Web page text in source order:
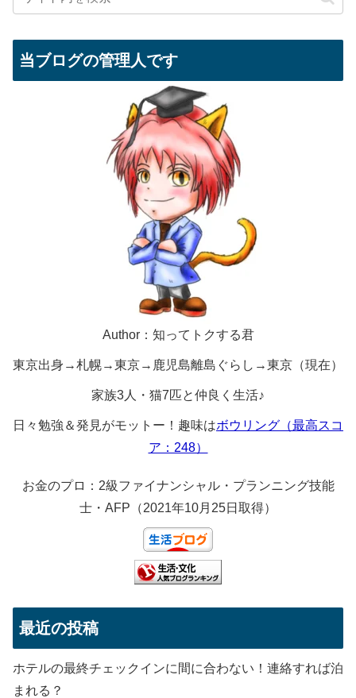
当ブログの管理人です
Author：知ってトクする君
東京出身→札幌→東京→鹿児島離島ぐらし→東京（現在）
家族3人・猫7匹と仲良く生活♪
日々勉強＆発見がモットー！趣味はボウリング（最高スコ
ア：248）
お金のプロ：2級ファイナンシャル・プランニング技能
士・AFP（2021年10月25日取得）
最近の投稿
ホテルの最終チェックインに間に合わない！連絡すれば泊
まれる？